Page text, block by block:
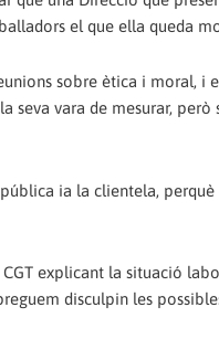
el que ella queda
sobre ètica i moral, i
vara de mesurar,
ia la clientela,
explicant la situació
disculpin les